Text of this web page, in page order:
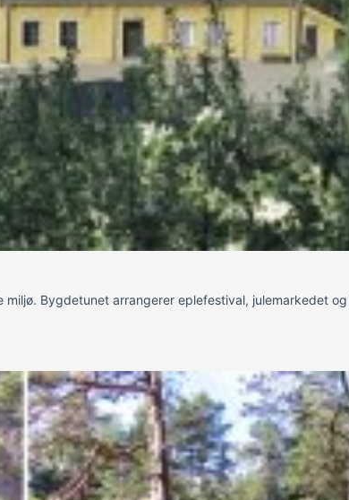
Bygdetunet arrangerer eplefestival, julemarkedet